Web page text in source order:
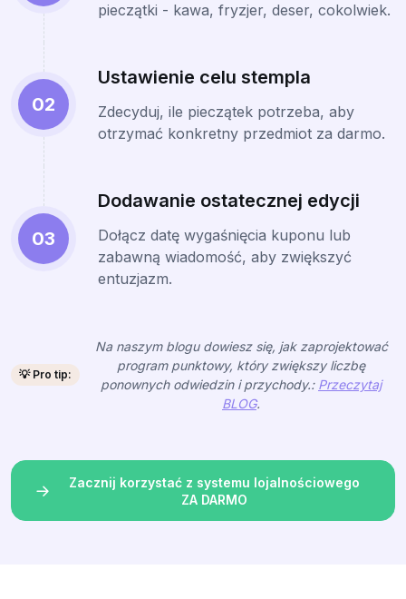
pieczątki - kawa, fryzjer, deser, cokolwiek.
02
Ustawienie celu stempla
Zdecyduj, ile pieczątek potrzeba, aby
otrzymać konkretny przedmiot za darmo.
03
Dodawanie ostatecznej edycji
Dołącz datę wygaśnięcia kuponu lub
zabawną wiadomość, aby zwiększyć
entuzjazm.
💡 Pro tip:
Na naszym blogu dowiesz się, jak zaprojektować
program punktowy, który zwiększy liczbę
ponownych odwiedzin i przychody.: Przeczytaj
BLOG.
Zacznij korzystać z systemu lojalnościowego
ZA DARMO